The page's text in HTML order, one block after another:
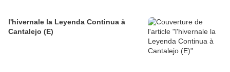
l'hivernale la Leyenda Continua à
Cantalejo (E)